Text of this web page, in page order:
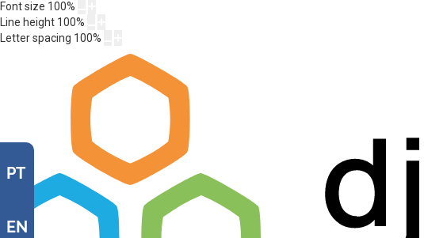
Font size 100%
Line height 100%
Letter spacing 100%
PT
EN